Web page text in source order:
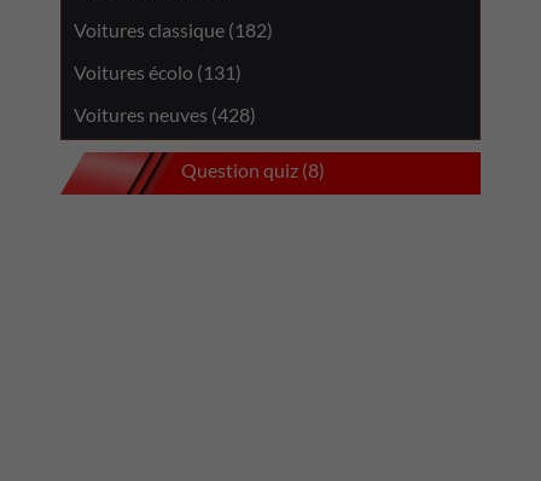
Voitures classique (182)
Voitures écolo (131)
Voitures neuves (428)
Question quiz (8)